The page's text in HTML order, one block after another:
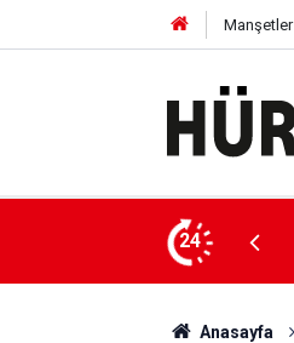
Manşetler
24
20 baskın ve saldırı düzenledi
Anasayfa